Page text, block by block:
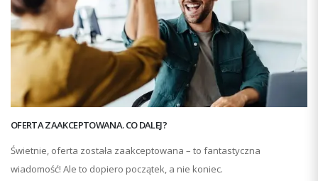
OFERTA ZAAKCEPTOWANA. CO DALEJ?
Świetnie, oferta została zaakceptowana – to fantastyczna
wiadomość! Ale to dopiero początek, a nie koniec.